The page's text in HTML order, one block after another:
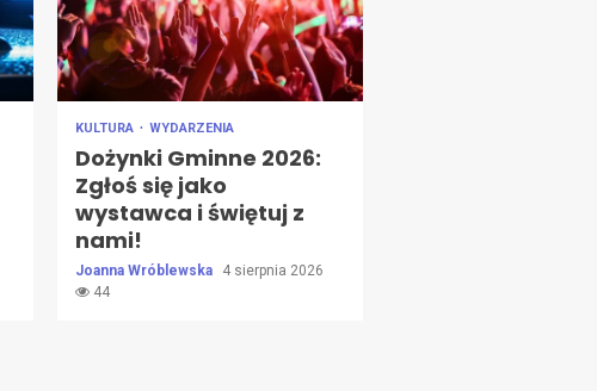
KULTURA WYDARZENIA
Dożynki Gminne 2026:
Zgłoś się jako
wystawca i świętuj z
nami!
Joanna Wróblewska
4 sierpnia 2026
44